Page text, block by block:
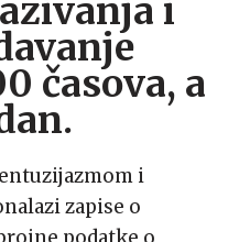
i
časova, a
i
zapise o